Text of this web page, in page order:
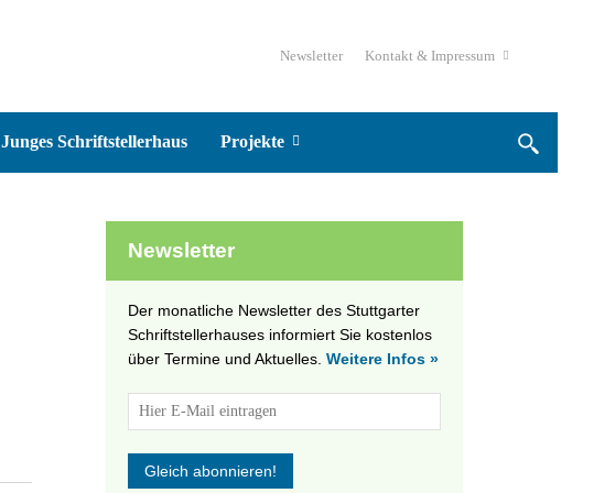
Newsletter Kontakt & Impressum
Junges Schriftstellerhaus Projekte
Newsletter
Der monatliche Newsletter des Stuttgarter
Schriftstellerhauses informiert Sie kostenlos
über Termine und Aktuelles. Weitere Infos »